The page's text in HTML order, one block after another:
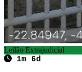
Leilão Extrajudicial
1m 6d